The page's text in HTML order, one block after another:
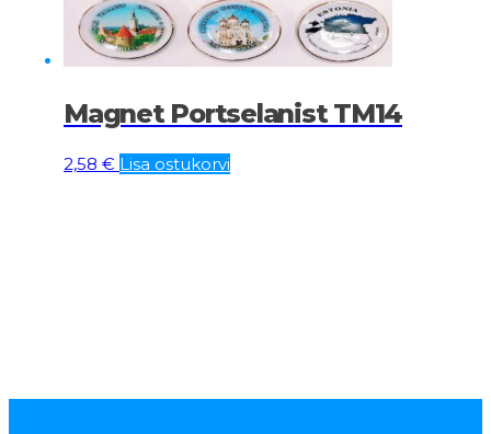
Magnet Portselanist TM14
2,58 € Lisa ostukorvi